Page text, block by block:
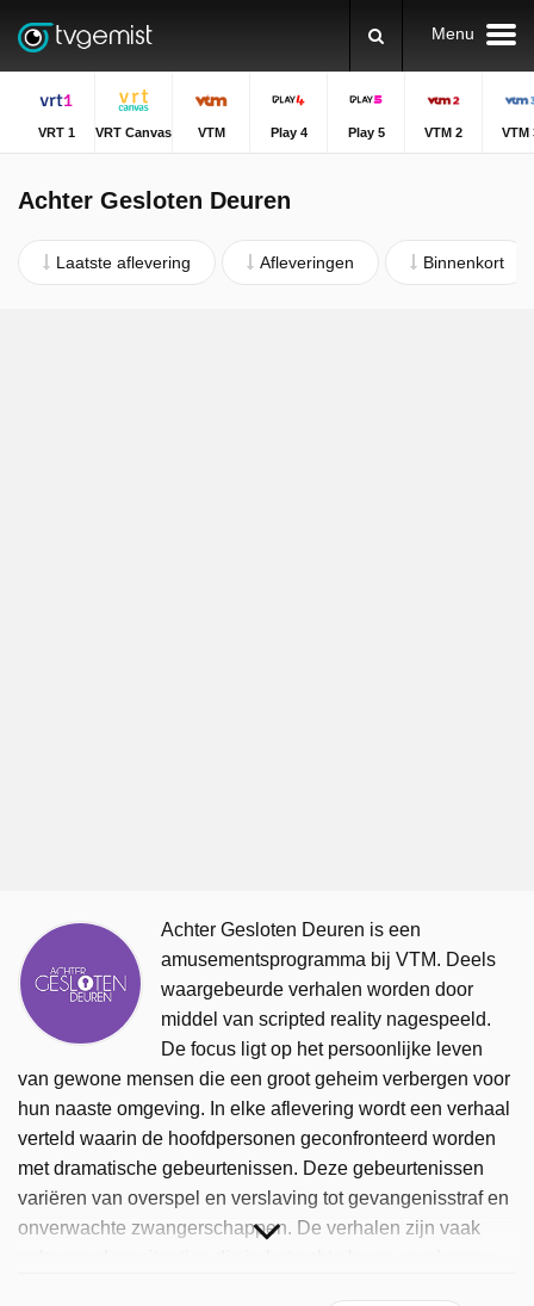
Menu
VRT 1 VRT Canvas VTM Play 4 Play 5 VTM 2 VTM
Achter Gesloten Deuren
Laatste aflevering Afleveringen Binnenkort
Achter Gesloten Deuren is een
amusementsprogramma bij VTM. Deels
waargebeurde verhalen worden door
middel van scripted reality nagespeeld.
De focus ligt op het persoonlijke leven
van gewone mensen die een groot geheim verbergen voor
hun naaste omgeving. In elke aflevering wordt een verhaal
verteld waarin de hoofdpersonen geconfronteerd worden
met dramatische gebeurtenissen. Deze gebeurtenissen
variëren van overspel en verslaving tot gevangenisstraf en
onverwachte zwangerschappen. De verhalen zijn vaak